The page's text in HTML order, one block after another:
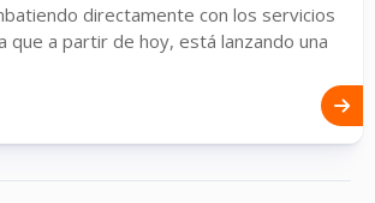
directamente con los servicios
que a partir de hoy, está lanzando una